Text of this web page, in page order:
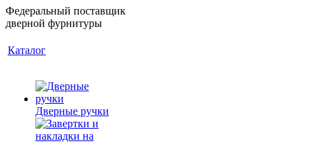
Федеральный поставщик
дверной фурнитуры
Каталог
Дверные ручки